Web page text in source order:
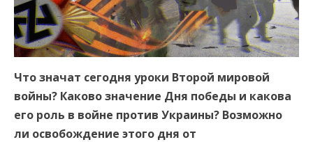
Что значат сегодня уроки Второй мировой
войны? Каково значение Дня победы и какова
его роль в войне против Украины? Возможно
ли освобождение этого дня от